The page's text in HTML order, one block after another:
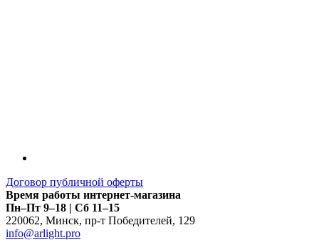
Договор публичной оферты
Время работы интернет-магазина
Пн–Пт 9–18 | Сб 11–15
220062, Минск, пр-т Победителей, 129
info@arlight.pro